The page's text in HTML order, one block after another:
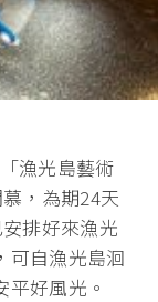
漁光島藝術
，為期24天
排好來漁光
可自漁光島洄
好風光。